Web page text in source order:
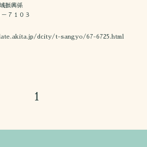
振興係
７１０３
dcity/t-sangyo/67-6725.html
1